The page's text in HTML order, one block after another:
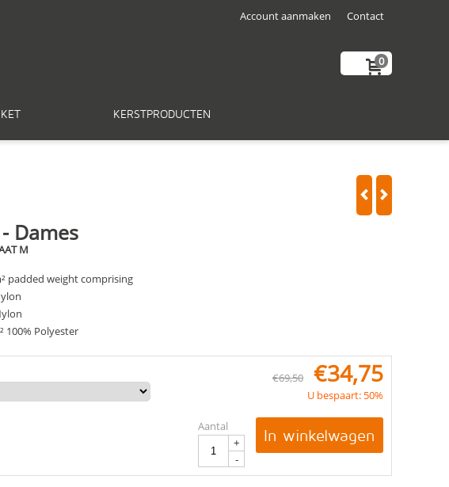
Account aanmaken Contact
0
KERSTPRODUCTEN
Dames
M
padded weight comprising
100% Polyester
€69,50 €34,75
U bespaart: 50%
Aantal
+
-
In winkelwagen